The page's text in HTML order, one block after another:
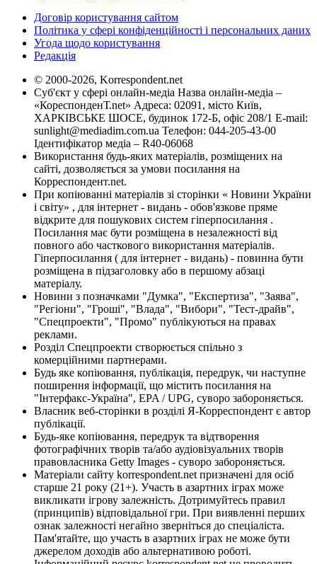
Договір користування сайтом
Політика у сфері конфіденційності і персональних даних
Угода щодо користування
Редакція
© 2000-2026, Korrespondent.net
Суб'єкт у сфері онлайн-медіа Назва онлайн-медіа –
«КореспонденТ.net» Адреса: 02091, місто Київ,
ХАРКІВСЬКЕ ШОСЕ, будинок 172-Б, офіс 208/1 E-mail:
sunlight@mediadim.com.ua Телефон: 044-205-43-00
Ідентифікатор медіа – R40-06068
Використання будь-яких матеріалів, розміщених на
сайті, дозволяється за умови посилання на
Корреспондент.net.
При копіюванні матеріалів зі сторінки « Новини України
і світу» , для інтернет - видань - обов'язкове пряме
відкрите для пошукових систем гіперпосилання .
Посилання має бути розміщена в незалежності від
повного або часткового використання матеріалів.
Гіперпосилання ( для інтернет - видань) - повинна бути
розміщена в підзаголовку або в першому абзаці
матеріалу.
Новини з позначками "Думка", "Експертиза", "Заява",
"Регіони", "Гроші", "Влада", "Вибори", "Тест-драйв",
"Спецпроекти", "Промо" публікуються на правах
реклами.
Розділ Спецпроекти створюється спільно з
комерційними партнерами.
Будь яке копіювання, публікація, передрук, чи наступне
поширення інформації, що містить посилання на
"Інтерфакс-Україна", EPA / UPG, суворо забороняється.
Власник веб-сторінки в розділі Я-Корреспондент є автор
публікації.
Будь-яке копіювання, передрук та відтворення
фотографічних творів та/або аудіовізуальних творів
правовласника Getty Images - суворо забороняється.
Матеріали сайту korrespondent.net призначені для осіб
старше 21 року (21+). Участь в азартних іграх може
викликати ігрову залежність. Дотримуйтесь правил
(принципів) відповідальної гри. При виявленні перших
ознак залежності негайно зверніться до спеціаліста.
Пам'ятайте, що участь в азартних іграх не може бути
джерелом доходів або альтернативою роботі.